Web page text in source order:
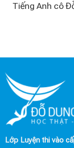
Tiếng Anh cô
Lớp Luyện thi vào